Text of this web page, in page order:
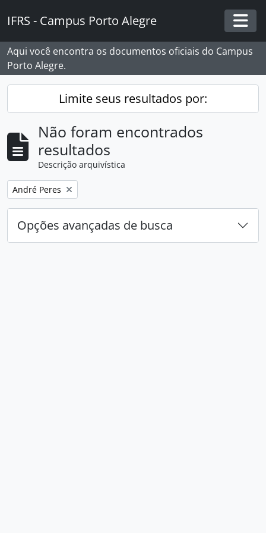
IFRS - Campus Porto Alegre
Aqui você encontra os documentos oficiais do Campus
Porto Alegre.
Limite seus resultados por:
Não foram encontrados
resultados
Descrição arquivística
Remover filtro:
André Peres
Opções avançadas de busca